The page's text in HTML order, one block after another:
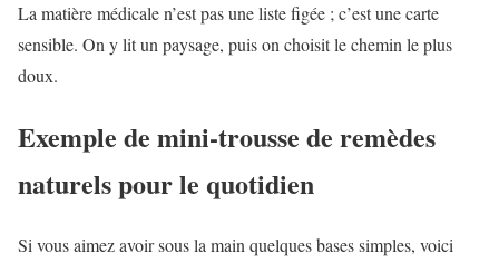
La matière médicale n’est pas une liste figée ; c’est une carte
sensible. On y lit un paysage, puis on choisit le chemin le plus
doux.
Exemple de mini-trousse de remèdes
naturels pour le quotidien
Si vous aimez avoir sous la main quelques bases simples, voici